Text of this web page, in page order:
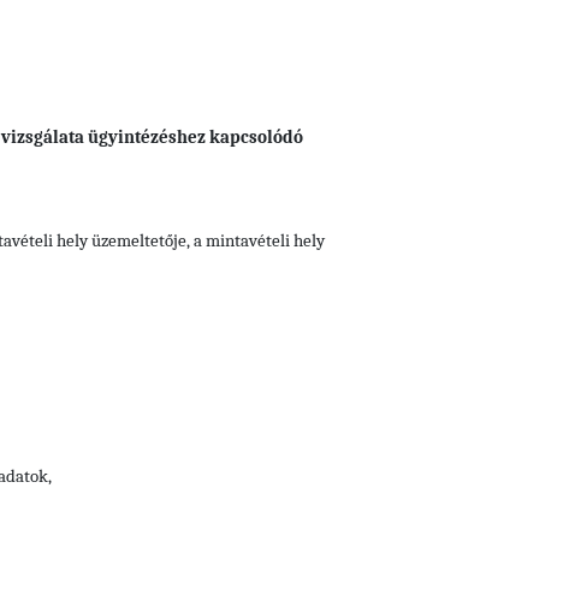
ügyintézéshez kapcsolódó
hely üzemeltetője, a mintavételi hely